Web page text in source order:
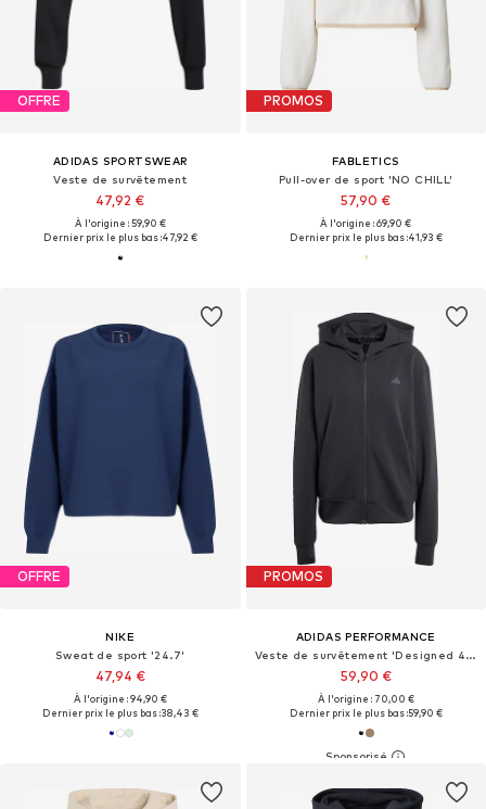
OFFRE
ADIDAS SPORTSWEAR
Veste de survêtement
47,92 €
À l'origine : 59,90 €
Dernier prix le plus bas :47,92 €
PROMOS
FABLETICS
Pull-over de sport 'NO CHILL'
57,90 €
À l'origine : 69,90 €
Dernier prix le plus bas :41,93 €
OFFRE
NIKE
Sweat de sport '24.7'
47,94 €
À l'origine : 94,90 €
Dernier prix le plus bas :38,43 €
PROMOS
ADIDAS PERFORMANCE
Veste de survêtement 'Designed 4 Training'
59,90 €
À l'origine : 70,00 €
Dernier prix le plus bas :59,90 €